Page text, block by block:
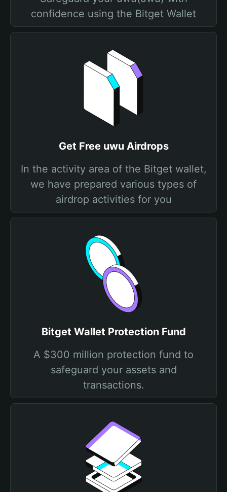
confidence using the Bitget Wallet
Get Free uwu Airdrops
In the activity area of the Bitget wallet,
we have prepared various types of
airdrop activities for you
Bitget Wallet Protection Fund
A $300 million protection fund to
safeguard your assets and
transactions.